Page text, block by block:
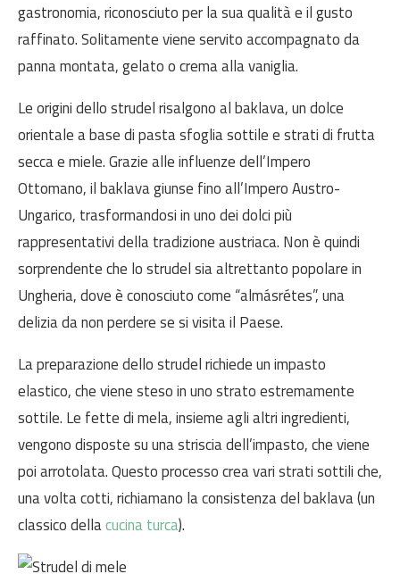
gastronomia, riconosciuto per la sua qualità e il gusto
raffinato. Solitamente viene servito accompagnato da
panna montata, gelato o crema alla vaniglia.
Le origini dello strudel risalgono al baklava, un dolce
orientale a base di pasta sfoglia sottile e strati di frutta
secca e miele. Grazie alle influenze dell’Impero
Ottomano, il baklava giunse fino all’Impero Austro-
Ungarico, trasformandosi in uno dei dolci più
rappresentativi della tradizione austriaca. Non è quindi
sorprendente che lo strudel sia altrettanto popolare in
Ungheria, dove è conosciuto come “almásrétes”, una
delizia da non perdere se si visita il Paese.
La preparazione dello strudel richiede un impasto
elastico, che viene steso in uno strato estremamente
sottile. Le fette di mela, insieme agli altri ingredienti,
vengono disposte su una striscia dell’impasto, che viene
poi arrotolata. Questo processo crea vari strati sottili che,
una volta cotti, richiamano la consistenza del baklava (un
classico dellacucina turca).